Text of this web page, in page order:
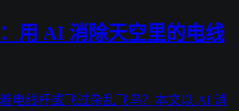
用 AI 消除天空里的电线
电线杆或飞过杂乱飞鸟？本文以 AI 消